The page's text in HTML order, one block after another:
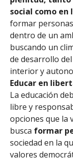
social como
formar
dentro de un
buscando un
de desarrollo
interior y
Educar en
La educación
libre y
opciones que la
busca formar
sociedad en la
valores